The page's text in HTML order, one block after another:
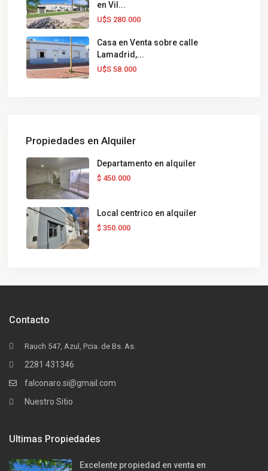
en Vil...
U$S 280.000
Casa en Venta sobre calle
Lamadrid,...
U$S 58.000
Propiedades en Alquiler
Departamento en alquiler
$ 450.000
Local centrico en alquiler
$ 350.000
Contacto
Rauch 547, Azul, Pcia. de Bs. As.
2281 431346
falconaro.si@gmail.com
Nuestro Sitio
Ultimas Propiedades
Excelente propiedad en venta en